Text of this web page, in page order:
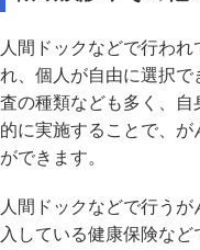
人間ドックなどで行わ
れ、個人が自由に選択
査の種類なども多く、
的に実施することで、
ができます。
人間ドックなどで行う
入している健康保険な